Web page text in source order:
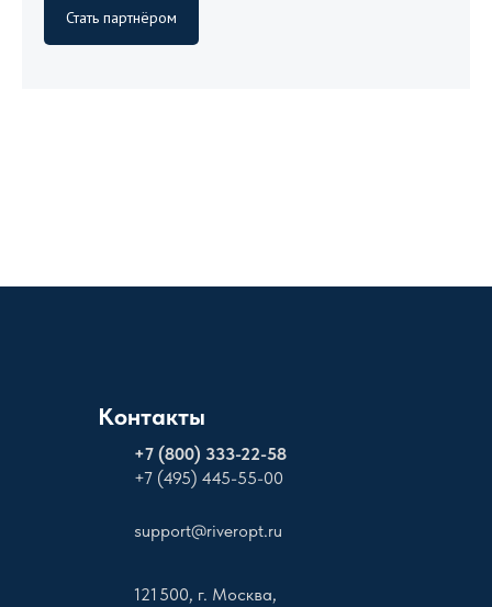
Стать партнёром
Контакты
+7 (800) 333-22-58
+7 (495) 445-55-00
support@riveropt.ru
121 500, г. Москва,